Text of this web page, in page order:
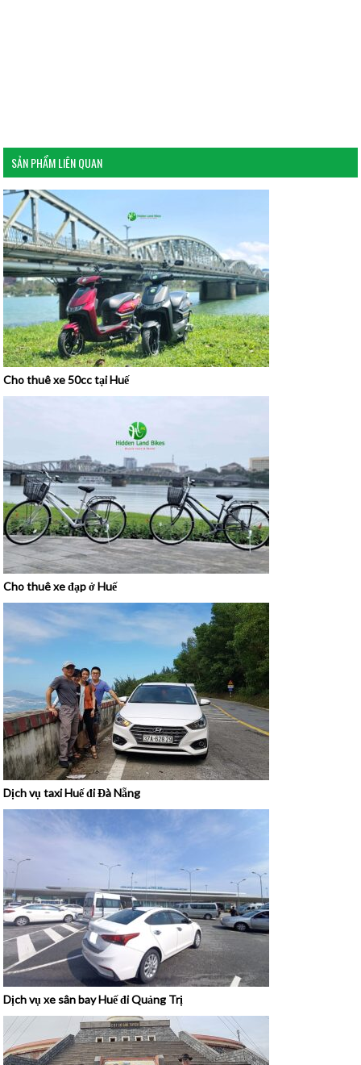
SẢN PHẨM LIÊN QUAN
Cho thuê xe 50cc tại Huế
Cho thuê xe đạp ở Huế
Dịch vụ taxi Huế đi Đà Nẵng
Dịch vụ xe sân bay Huế đi Quảng Trị